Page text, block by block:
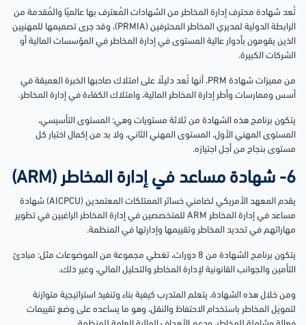
تُعد شهادة محترف إدارة المخاطر من الشهادات المُعترف بها عالميًا والمُقدمة من
الرابطة الدولية لمديري المخاطر المحترفين (PRMIA)، وقد جرى تصميمها للمهنيين
الذين يقومون بأدوار عالية المستوى في إدارة المخاطر في المؤسسات المالية أو
الشركات الكبيرة.
من مميزات شهادة PRM، أنها تُعد دليلًا على امتلاك صاحبها الخبرة العميقة في
أسس وممارسات وأطر إدارة المخاطر المالية، وامتلاك الكفاءة في إدارة المخاطر.
يتكون برنامج هذه الشهادة من ثلاثة مستويات وهي: المستوى التأسيسي،
المستوى المهني الأول، المستوى المهني الثاني، ولا بد من إكمال اختبار كل
مستوى بنجاح من أجل اجتيازه.
6- شهادة مساعد في إدارة المخاطر (ARM)
يقدم المعهد الأمريكي لضامني خسائر الممتلكات المعتمدين (AICPCU) شهادة
مساعد في إدارة المخاطر ARM للمتخصصين في إدارة المخاطر الراغبين في تطوير
مهاراتهم في تحديد المخاطر وتقييمها وإدارتها في المنظمة.
يتكون برنامج الشهادة من 8 دورات، تغطي مجموعة من الموضوعات مثل: مبادئ
التأمين والجوانب القانونية لإدارة المخاطر والتحليل المالي، وغير ذلك.
ومن خلال هذه الشهادة، يتعلم المتدرب كيفية بناء وتنفيذ استراتيجية متوازنة
لتمويل المخاطر باستخدام الاحتفاظ والنقل، وهو ما يساعده على وضع تقييمات